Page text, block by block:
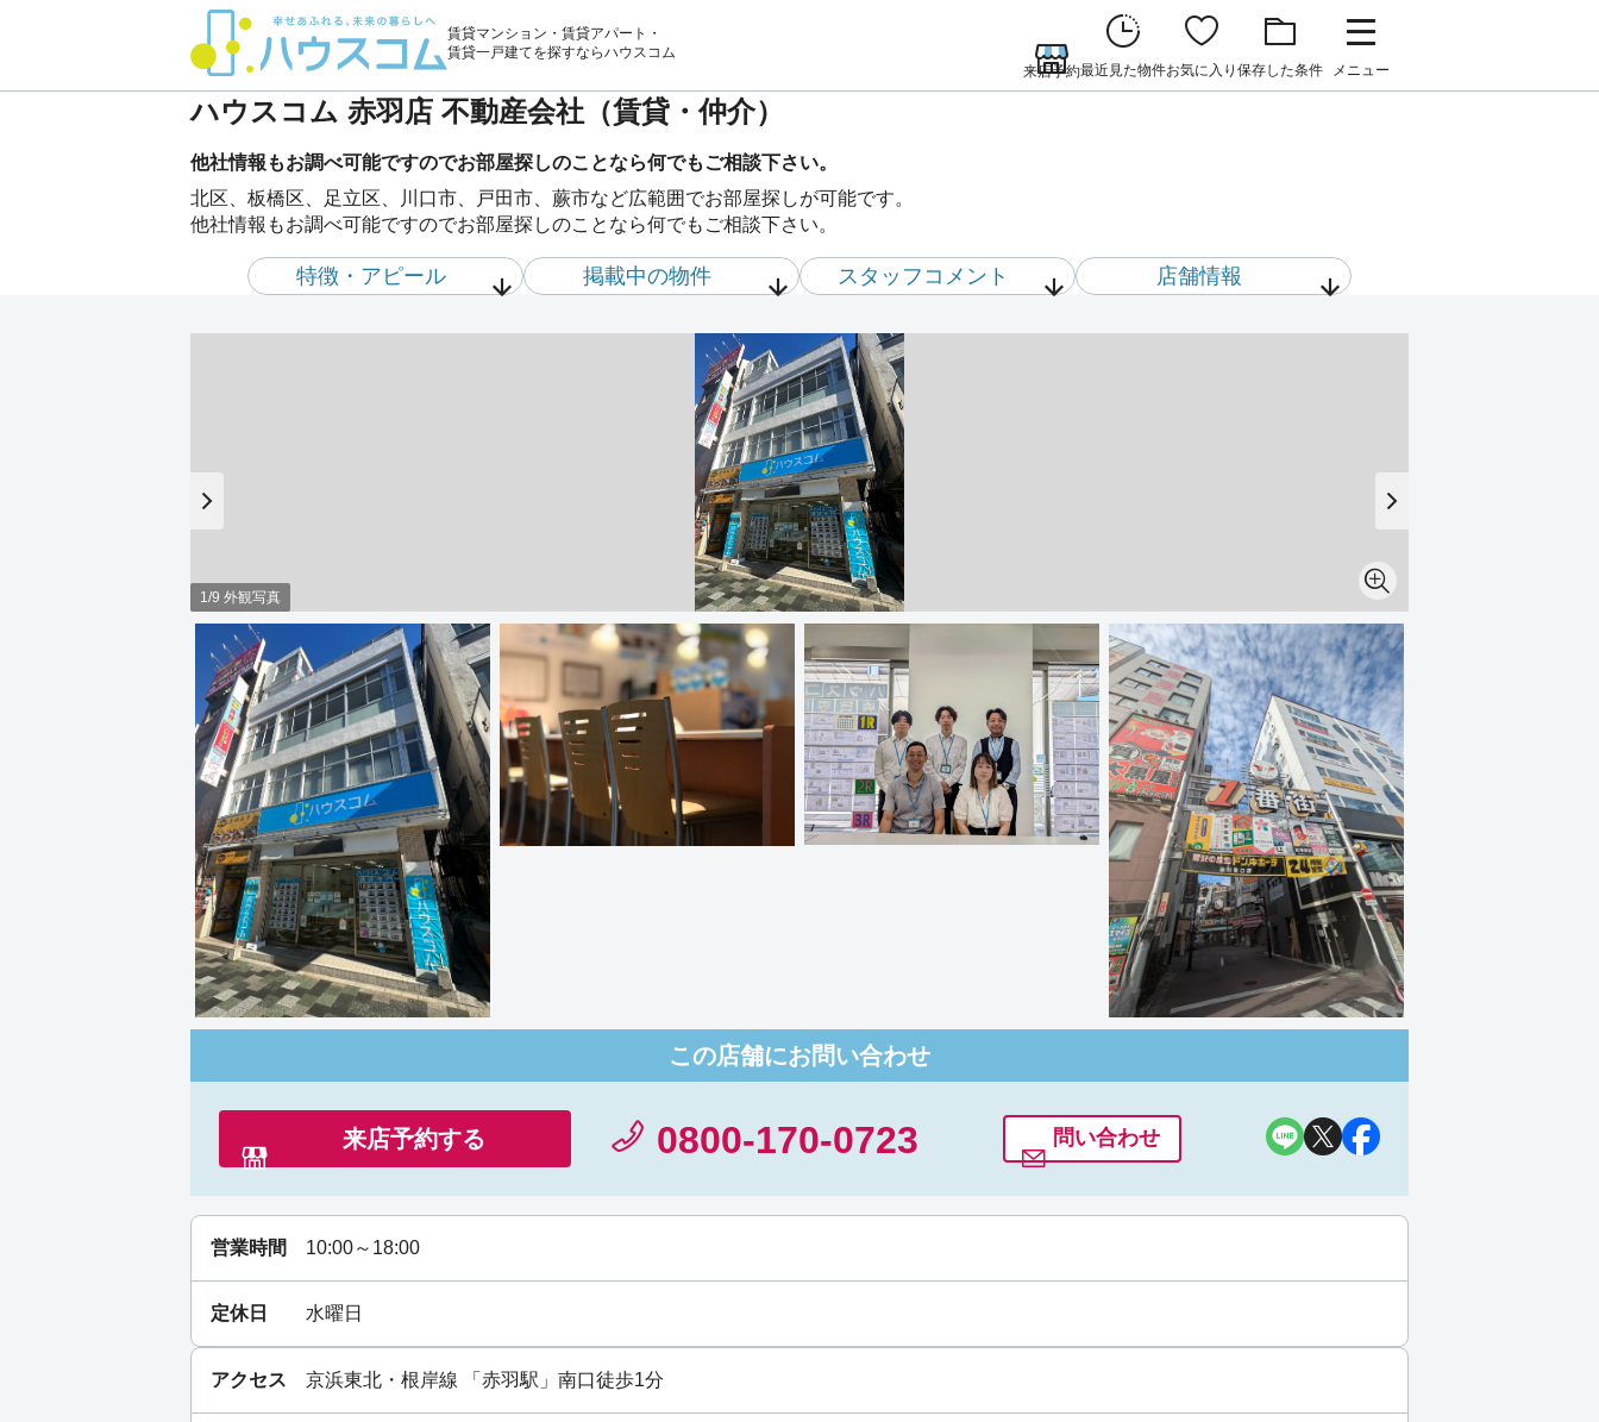
賃貸マンション・賃貸アパート・
賃貸一戸建てを探すならハウスコム
来店予約最近見た物件お気に入り 保存した条件 メニュー
ハウスコム 赤羽店 不動産会社（賃貸・仲介）
他社情報もお調べ可能ですのでお部屋探しのことなら何でもご相談下さい。
北区、板橋区、足立区、川口市、戸田市、蕨市など広範囲でお部屋探しが可能です。
他社情報もお調べ可能ですのでお部屋探しのことなら何でもご相談下さい。
特徴・アピール 掲載中の物件 スタッフ コメント 店舗情報
1/9 外観写真
この店舗にお問い合わせ
来店予約する 0800-170-0723 問い合わせ
営業時間 10:00～18:00
定休日 水曜日
アクセス 京浜東北・根岸線 「 赤羽駅 」南口徒歩1分